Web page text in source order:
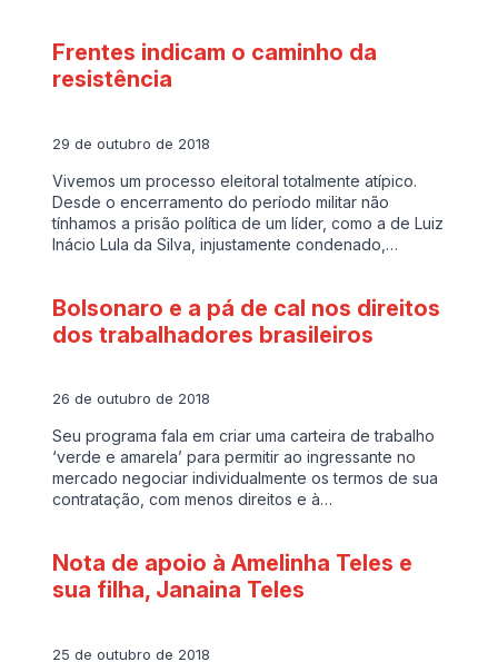
Frentes indicam o caminho da
resistência
29 de outubro de 2018
Vivemos um processo eleitoral totalmente atípico.
Desde o encerramento do período militar não
tínhamos a prisão política de um líder, como a de Luiz
Inácio Lula da Silva, injustamente condenado,…
Bolsonaro e a pá de cal nos direitos
dos trabalhadores brasileiros
26 de outubro de 2018
Seu programa fala em criar uma carteira de trabalho
‘verde e amarela’ para permitir ao ingressante no
mercado negociar individualmente os termos de sua
contratação, com menos direitos e à…
Nota de apoio à Amelinha Teles e
sua filha, Janaina Teles
25 de outubro de 2018